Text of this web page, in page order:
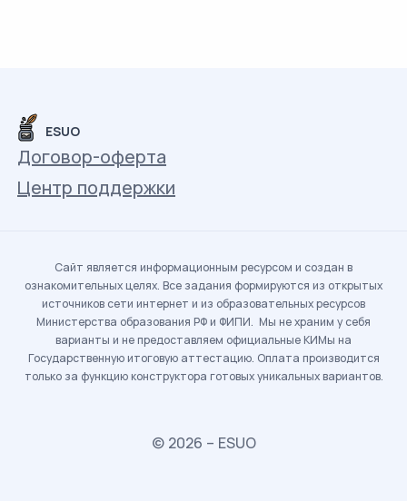
ESUO
Договор-оферта
Центр поддержки
Сайт является информационным ресурсом и создан в
ознакомительных целях. Все задания формируются из открытых
источников сети интернет и из образовательных ресурсов
Министерства образования РФ и ФИПИ. Мы не храним у себя
варианты и не предоставляем официальные КИМы на
Государственную итоговую аттестацию. Оплата производится
только за функцию конструктора готовых уникальных вариантов.
© 2026 – ESUO